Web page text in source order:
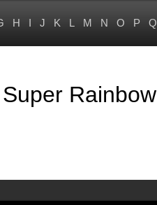
H I J K L M N O P Q
Rainbow